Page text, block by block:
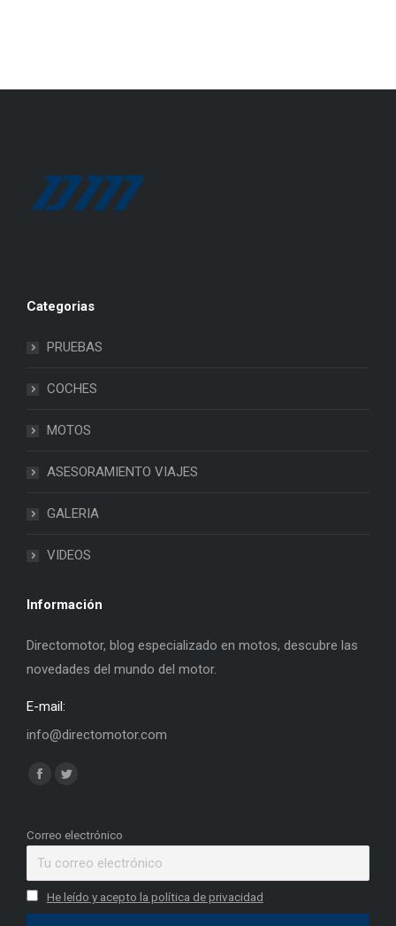
Categorias
PRUEBAS
COCHES
MOTOS
ASESORAMIENTO VIAJES
GALERIA
VIDEOS
Información
Directomotor, blog especializado en motos, descubre las
novedades del mundo del motor.
E-mail:
info@directomotor.com
Find us on:
Facebook
opens
window
Twitter
opens
window
Correo electrónico
He leído y acepto la política de privacidad